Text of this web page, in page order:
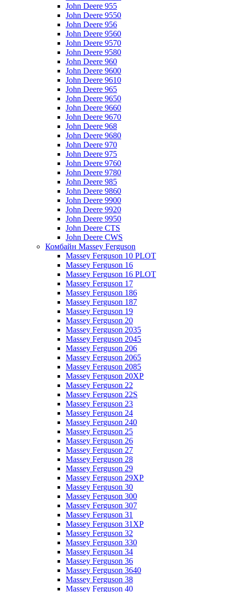
John Deere 955
John Deere 9550
John Deere 956
John Deere 9560
John Deere 9570
John Deere 9580
John Deere 960
John Deere 9600
John Deere 9610
John Deere 965
John Deere 9650
John Deere 9660
John Deere 9670
John Deere 968
John Deere 9680
John Deere 970
John Deere 975
John Deere 9760
John Deere 9780
John Deere 985
John Deere 9860
John Deere 9900
John Deere 9920
John Deere 9950
John Deere CTS
John Deere CWS
Комбайн Massey Ferguson
Massey Ferguson 10 PLOT
Massey Ferguson 16
Massey Ferguson 16 PLOT
Massey Ferguson 17
Massey Ferguson 186
Massey Ferguson 187
Massey Ferguson 19
Massey Ferguson 20
Massey Ferguson 2035
Massey Ferguson 2045
Massey Ferguson 206
Massey Ferguson 2065
Massey Ferguson 2085
Massey Ferguson 20XP
Massey Ferguson 22
Massey Ferguson 22S
Massey Ferguson 23
Massey Ferguson 24
Massey Ferguson 240
Massey Ferguson 25
Massey Ferguson 26
Massey Ferguson 27
Massey Ferguson 28
Massey Ferguson 29
Massey Ferguson 29XP
Massey Ferguson 30
Massey Ferguson 300
Massey Ferguson 307
Massey Ferguson 31
Massey Ferguson 31XP
Massey Ferguson 32
Massey Ferguson 330
Massey Ferguson 34
Massey Ferguson 36
Massey Ferguson 3640
Massey Ferguson 38
Massey Ferguson 40